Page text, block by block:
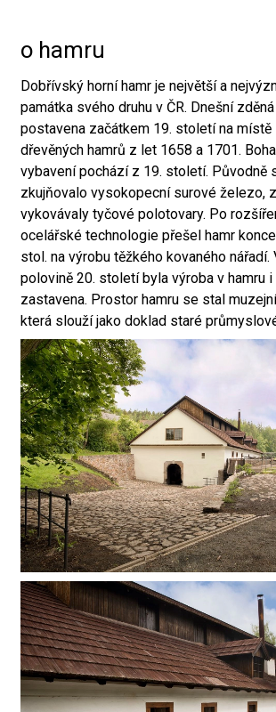
o hamru
Dobřívský horní hamr je největší a
památka svého druhu v ČR. Dnešní
postavena začátkem 19. století na místě
dřevěných hamrů z let 1658 a 1701.
vybavení pochází z 19. století. Původně
zkujňovalo vysokopecní surové železo,
vykovávaly tyčové polotovary. Po
ocelářské technologie přešel hamr
stol. na výrobu těžkého kovaného nářadí.
polovině 20. století byla výroba v hamru
zastavena. Prostor hamru se stal
která slouží jako doklad staré